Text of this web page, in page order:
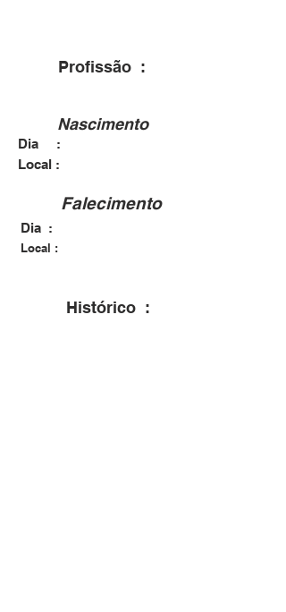
Nascimento
Dia :
Local :
Profissão :
Histórico :
Dia :
Falecimento
Local :